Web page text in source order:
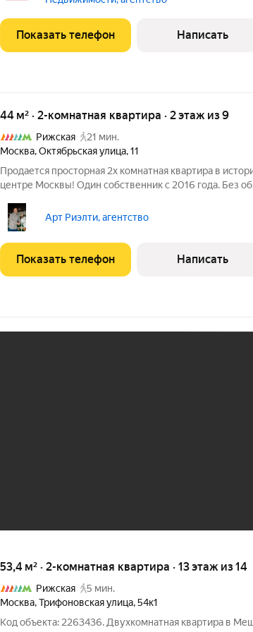
требуется. В подъезде консьерж.
Показать телефон Написать
44 м² · 2-комнатная квартира · 2 этаж из 9
Рижская
21 мин.
Москва,Октябрьская улица,11
Продается просторная 2х комнатная квартира в
центре Москвы! Один собственник с 2016 года. Без
ремонтом. Продажа с мебелью и техникой. Въезд во
Арт Риэлти, агентство
Показать телефон Написать
53,4 м² · 2-комнатная квартира · 13 этаж из 14
Рижская
5 мин.
Москва,Трифоновская улица,54к1
Код объекта: 2263436. Двухкомнатная квартира в